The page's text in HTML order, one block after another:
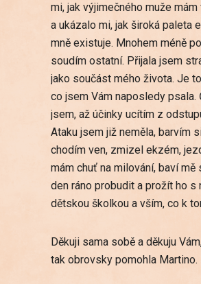
mi, jak výjimečného muže
a ukázalo mi, jak široká paleta
mně existuje. Mnohem méně
soudím ostatní. Přijala jsem
jako součást mého života. Je
co jsem Vám naposledy psala.
jsem, až účinky ucítím z
Ataku jsem již neměla, barvím
chodím ven, zmizel ekzém,
mám chuť na milování, baví mě
den ráno probudit a prožít ho s
dětskou školkou a vším, co k
Děkuji sama sobě a děkuju
tak obrovsky pomohla Martino.